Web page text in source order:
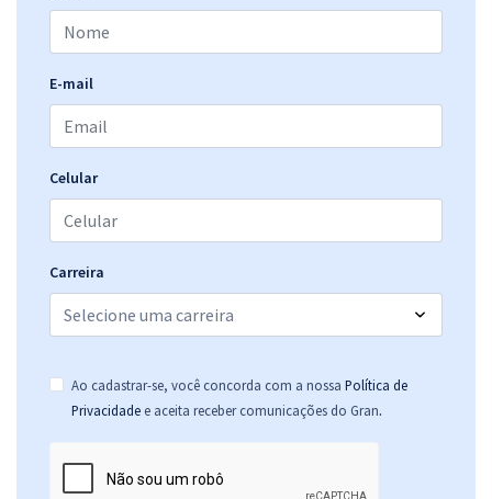
E-mail
Celular
Carreira
Ao cadastrar-se, você concorda com a nossa Política de
Privacidade e aceita receber comunicações do Gran.